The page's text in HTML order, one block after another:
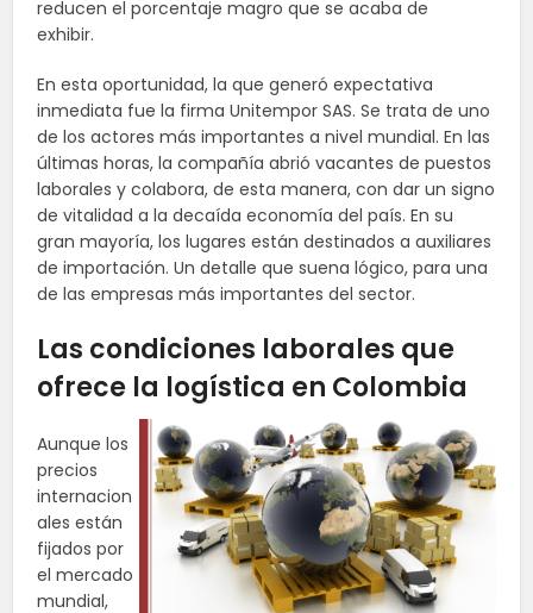
reducen el porcentaje magro que se acaba de
exhibir.
En esta oportunidad, la que generó expectativa
inmediata fue la firma Unitempor SAS. Se trata de uno
de los actores más importantes a nivel mundial. En las
últimas horas, la compañía abrió vacantes de puestos
laborales y colabora, de esta manera, con dar un signo
de vitalidad a la decaída economía del país. En su
gran mayoría, los lugares están destinados a auxiliares
de importación. Un detalle que suena lógico, para una
de las empresas más importantes del sector.
Las condiciones laborales que
ofrece la logística en Colombia
Aunque los
precios
internacion
ales están
fijados por
el mercado
mundial,